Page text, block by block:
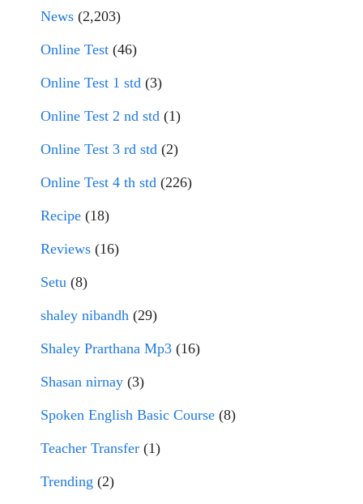
News (2,203)
Online Test (46)
Online Test 1 std (3)
Online Test 2 nd std (1)
Online Test 3 rd std (2)
Online Test 4 th std (226)
Recipe (18)
Reviews (16)
Setu (8)
shaley nibandh (29)
Shaley Prarthana Mp3 (16)
Shasan nirnay (3)
Spoken English Basic Course (8)
Teacher Transfer (1)
Trending (2)